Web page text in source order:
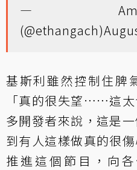
—
(@ethangach)
基斯利雖然控制住脾
「真的很失望……這
多開發者來說，這是
到有人這樣做真的很
推進這個節目，向